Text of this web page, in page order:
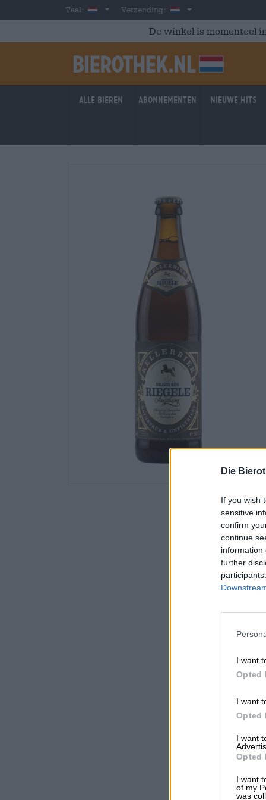
Die
If you wish
sensitive
confirm
continue
information
further
I want
Opted
I want
Opted
I want
Opted
I want
of my
was
Skip to main content
Taal: DutchVerzending: Nederland
De winkel is momenteel
Alle bieren Abonnementen Nieuwe hits